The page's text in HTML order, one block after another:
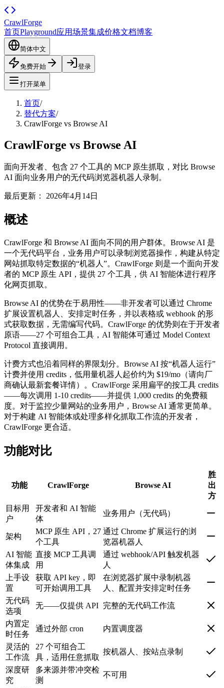
CrawlForge
首页Playground应用场景集成价格文档博客
简体中文
免费开始 登录
打开菜单
首页/
替代方案/
CrawlForge vs Browse AI
CrawlForge vs Browse AI
面向开发者、包含 27 个工具的 MCP 原生抓取，对比 Browse
AI 面向业务用户的无代码浏览器机器人录制。
最后更新： 2026年4月14日
概述
CrawlForge 和 Browse AI 面向不同的用户群体。Browse AI 是
一个无代码平台，业务用户可以录制浏览器操作，构建从特定
网站抓取特定数据的“机器人”。CrawlForge 则是一个面向开发
者的 MCP 原生 API，提供 27 个工具，供 AI 智能体进行程序
化网页抓取。
Browse AI 的优势在于易用性——非开发者可以通过 Chrome
扩展设置机器人、安排定时任务，并以表格或 webhook 的形
式获取数据，无需编写代码。CrawlForge 的优势则在于开发者
原语——27 个可组合工具，AI 智能体可通过 Model Context
Protocol 直接调用。
计费方式也沿着同样的界限划分。Browse AI 按“机器人运行”
计费并使用 credits，低用量机器人起价约为 $19/mo（请向厂
商确认最新套餐详情）。CrawlForge 采用扁平的按工具 credits
——每次调用 1-10 credits——并提供 1,000 credits 的免费额
度。对于监控少量网站的业务用户，Browse AI 通常更简单。
对于构建 AI 智能体或处理多样化抓取工作流的开发者，
CrawlForge 更合适。
功能对比
功能 CrawlForge Browse AI
胜
出
方
目标用
户
开发者和 AI 智能
体
业务用户（无代码）
架构
MCP 原生 API，27
个工具
通过 Chrome 扩展运行的浏
览器机器人
AI 智能
体集成
直接 MCP 工具调
用
通过 webhook/API 触发机器
人
上手设
置
获取 API key，即
可开始调用工具
在浏览器扩展中录制机器
人、配置并安排定时任务
无代码
选项
无——仅提供 API 完整的无代码工作流
内置定
时任务
通过外部 cron 内置调度器
灵活的
工作流
27 个可组合工
具，适用任意抓取
按机器人、按站点录制
深度研
究
多来源并带冲突检
测
不可用